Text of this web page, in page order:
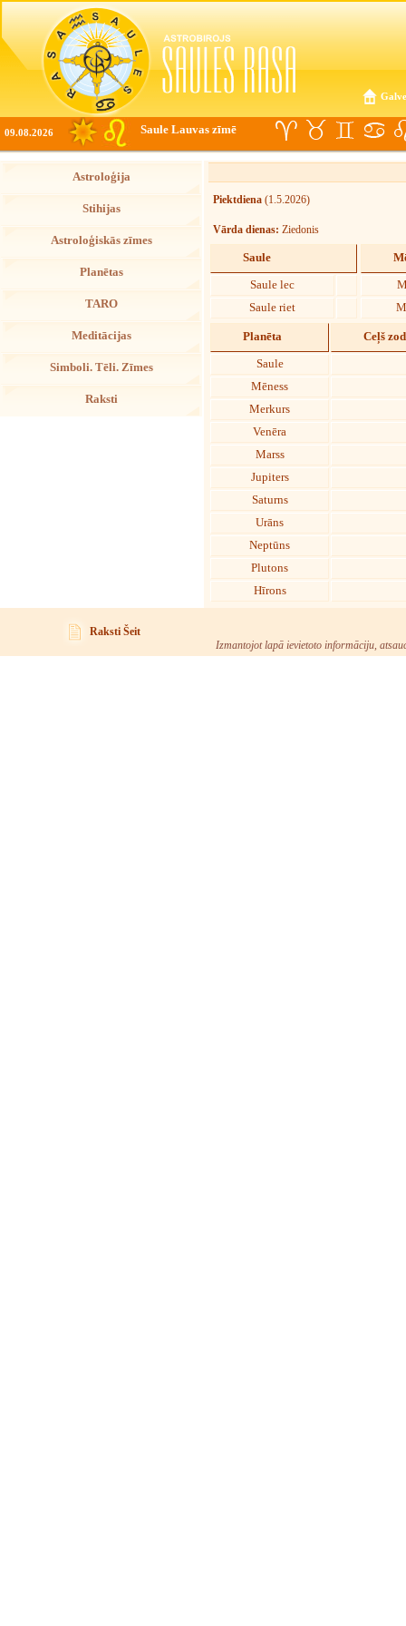
09.08.2026 Saule Lauvas zīmē
Astroloģija
Stihijas
Astroloģiskās zīmes
Planētas
TARO
Meditācijas
Simboli. Tēli. Zīmes
Raksti
Piektdiena (1.5.2026)
Vārda dienas: Ziedonis
Saule
Saule lec
Saule riet
Planēta Ceļš
Saule
Mēness
Merkurs
Venēra
Marss
Jupiters
Saturns
Urāns
Neptūns
Plutons
Hīrons
Raksti Šeit
Izmantojot lapā ievietoto informāciju,